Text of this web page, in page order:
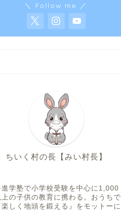
＼ Follow me ／
ちいく村の長【みい村長】
進学塾で小学校受験を中心に1,000
上の子供の教育に携わる。おうちで
楽しく地頭を鍛える』をモットーに